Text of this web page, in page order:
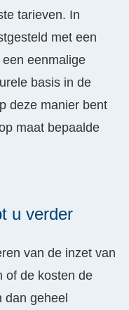
tarieven. In
met een
eenmalige
basis in de
deze manier bent
maat bepaalde
u verder
van de inzet van
of de kosten de
geheel